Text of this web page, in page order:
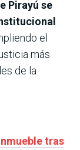
Pirayú se
el
más
de la
tras